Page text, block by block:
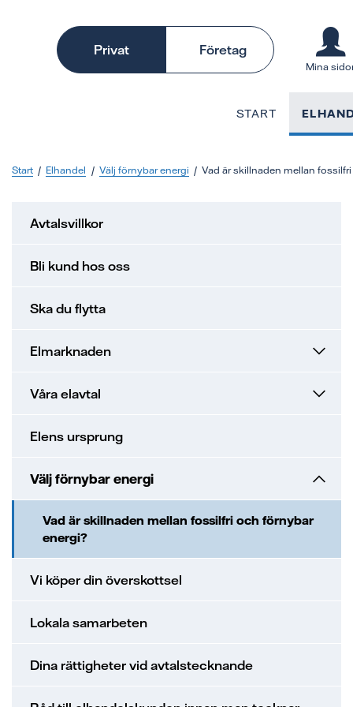
Privat Företag
Mina
START
Start Elhandel Välj förnybar energi Vad är skillnaden mellan
Avtalsvillkor
Bli kund hos oss
Ska du flytta
Elmarknaden
Våra elavtal
Elens ursprung
Välj förnybar energi
Vad är skillnaden mellan fossilfri och förnybar
energi?
Vi köper din överskottsel
Lokala samarbeten
Dina rättigheter vid avtalstecknande